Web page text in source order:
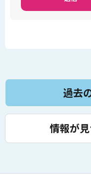
過去
情報が